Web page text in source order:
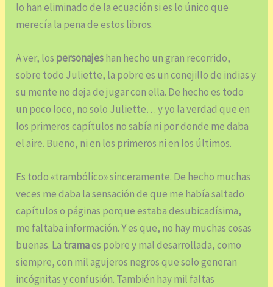
lo han eliminado de la ecuación si es lo único que
merecía la pena de estos libros.
A ver, los personajeshan hecho un gran recorrido,
sobre todo Juliette, la pobre es un conejillo de indias y
su mente no deja de jugar con ella. De hecho es todo
un poco loco, no solo Juliette… y yo la verdad que en
los primeros capítulos no sabía ni por donde me daba
el aire. Bueno, ni en los primeros ni en los últimos.
Es todo «trambólico» sinceramente. De hecho muchas
veces me daba la sensación de que me había saltado
capítulos o páginas porque estaba desubicadísima,
me faltaba información. Y es que, no hay muchas cosas
buenas. La tramaes pobre y mal desarrollada, como
siempre, con mil agujeros negros que solo generan
incógnitas y confusión. También hay mil faltas